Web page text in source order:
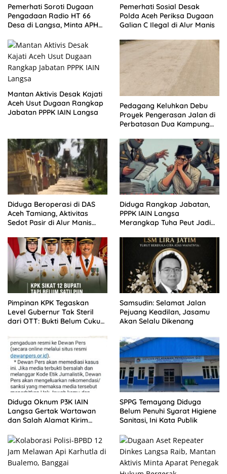
Pemerhati Soroti Dugaan
Pengadaan Radio HT 66
Desa di Langsa, Minta APH
Pemerhati Sosial Desak
Polda Aceh Periksa Dugaan
Galian C Ilegal di Alur Manis
Mantan Aktivis Desak Kajati
Aceh Usut Dugaan Rangkap
Jabatan PPPK IAIN Langsa
Pedagang Keluhkan Debu
Proyek Pengerasan Jalan di
Perbatasan Dua Kampung
Diduga Beroperasi di DAS
Aceh Tamiang, Aktivitas
Sedot Pasir di Alur Manis
Diduga Rangkap Jabatan,
PPPK IAIN Langsa
Merangkap Tuha Peut Jadi
Pimpinan KPK Tegaskan
Level Gubernur Tak Steril
dari OTT: Bukti Belum Cukup,
Samsudin: Selamat Jalan
Pejuang Keadilan, Jasamu
Akan Selalu Dikenang
Diduga Oknum P3K IAIN
Langsa Gertak Wartawan
dan Salah Alamat Kirim
SPPG Temayang Diduga
Belum Penuhi Syarat Higiene
Sanitasi, Ini Kata Publik